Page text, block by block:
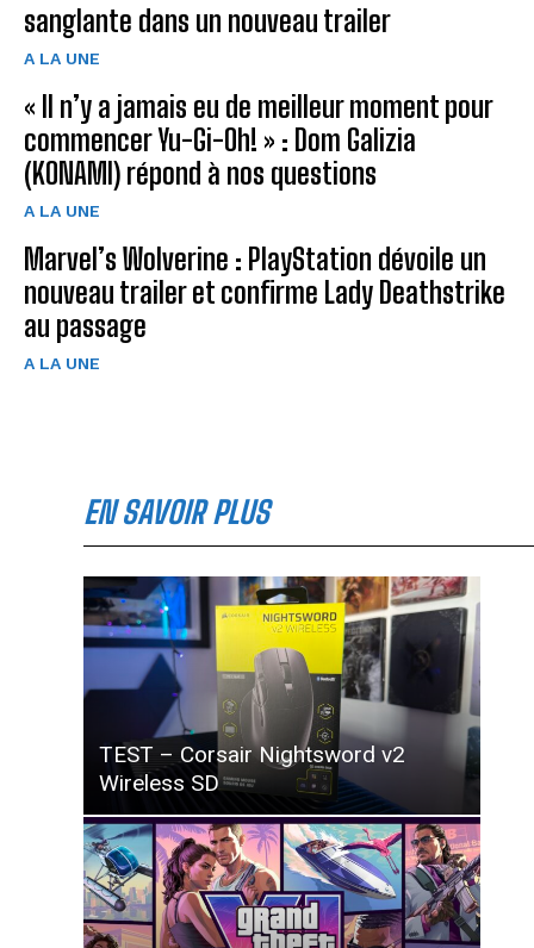
sanglante dans un nouveau trailer
A LA UNE
« Il n’y a jamais eu de meilleur moment pour
commencer Yu-Gi-Oh! » : Dom Galizia
(KONAMI) répond à nos questions
A LA UNE
Marvel’s Wolverine : PlayStation dévoile un
nouveau trailer et confirme Lady Deathstrike
au passage
A LA UNE
EN SAVOIR PLUS
TEST – Corsair Nightsword v2
Wireless SD